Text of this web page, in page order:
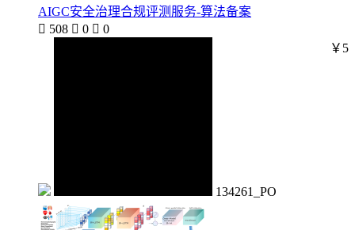
AIGC安全治理合规评测服务-算法备案
 508  0  0
134261_PO
￥5